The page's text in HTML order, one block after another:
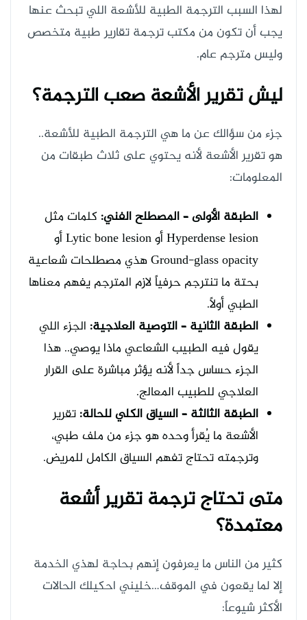
لهذا السبب الترجمة الطبية للأشعة اللي تبحث عنها
يجب أن تكون من مكتب ترجمة تقارير طبية متخصص
وليس مترجم عام.
ليش تقرير الأشعة صعب الترجمة؟
جزء من سؤالك عن ما هي الترجمة الطبية للأشعة..
هو تقرير الأشعة لأنه يحتوي على ثلاث طبقات من
المعلومات:
الطبقة الأولى – المصطلح الفني: كلمات مثل
Hyperdense lesion أو Lytic bone lesion أو
Ground-glass opacity هذي مصطلحات شعاعية
بحتة ما تنترجم حرفياً لازم المترجم يفهم معناها
الطبي أولاً.
الطبقة الثانية – التوصية العلاجية: الجزء اللي
يقول فيه الطبيب الشعاعي ماذا يوصي.. هذا
الجزء حساس جداً لأنه يؤثر مباشرة على القرار
العلاجي للطبيب المعالج.
الطبقة الثالثة – السياق الكلي للحالة: تقرير
الأشعة ما يُقرأ وحده هو جزء من ملف طبي،
وترجمته تحتاج تفهم السياق الكامل للمريض.
متى تحتاج ترجمة تقرير أشعة
معتمدة؟
كثير من الناس ما يعرفون إنهم بحاجة لهذي الخدمة
إلا لما يقعون في الموقف…خليني احكيلك الحالات
الأكثر شيوعاً: